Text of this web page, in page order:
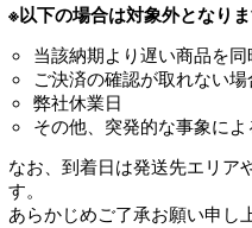
※以下の場合は対象外となり
当該納期より遅い商品を
ご決済の確認が取れない場
弊社休業日
その他、突発的な事象に
なお、到着日は発送先エリア
す。
あらかじめご了承お願い申し